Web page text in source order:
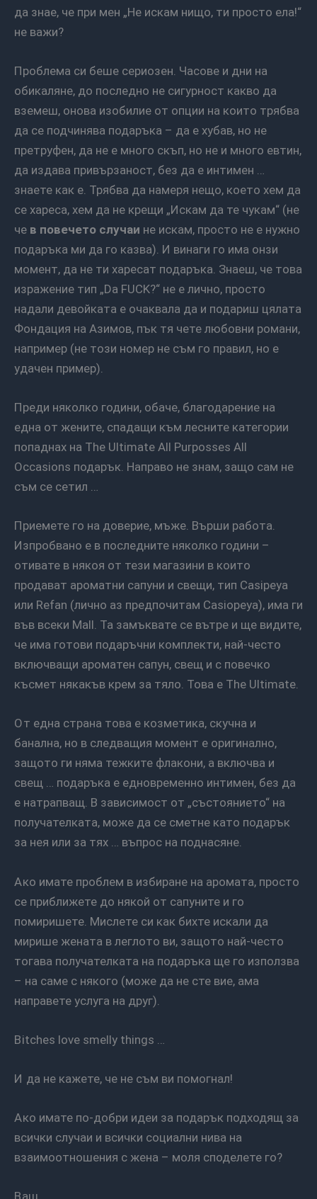
да знае, че при мен „Не искам нищо, ти просто ела!“
не важи?
Проблема си беше сериозен. Часове и дни на
обикаляне, до последно не сигурност какво да
вземеш, онова изобилие от опции на които трябва
да се подчинява подаръка – да е хубав, но не
претруфен, да не е много скъп, но не и много евтин,
да издава привързаност, без да е интимен …
знаете как е. Трябва да намеря нещо, което хем да
се хареса, хем да не крещи „Искам да те чукам“ (не
че в повечето случаи не искам, просто не е нужно
подаръка ми да го казва). И винаги го има онзи
момент, да не ти харесат подаръка. Знаеш, че това
изражение тип „Da FUCK?“ не е лично, просто
надали девойката е очаквала да и подариш цялата
Фондация на Азимов, пък тя чете любовни романи,
например (не този номер не съм го правил, но е
удачен пример).
Преди няколко години, обаче, благодарение на
една от жените, спадащи към лесните категории
попаднах на The Ultimate All Purposses All
Occasions подарък. Направо не знам, защо сам не
съм се сетил …
Приемете го на доверие, мъже. Върши работа.
Изпробвано е в последните няколко години –
отивате в някоя от тези магазини в които
продават ароматни сапуни и свещи, тип Casipeya
или Refan (лично аз предпочитам Casiopeya), има ги
във всеки Mall. Та замъквате се вътре и ще видите,
че има готови подаръчни комплекти, най-често
включващи ароматен сапун, свещ и с повечко
късмет някакъв крем за тяло. Това е The Ultimate.
От една страна това е козметика, скучна и
банална, но в следващия момент е оригинално,
защото ги няма тежките флакони, а включва и
свещ … подаръка е едновременно интимен, без да
е натрапващ. В зависимост от „състоянието“ на
получателката, може да се сметне като подарък
за нея или за тях … въпрос на поднасяне.
Ако имате проблем в избиране на аромата, просто
се приближете до някой от сапуните и го
помиришете. Мислете си как бихте искали да
мирише жената в леглото ви, защото най-често
тогава получателката на подаръка ще го използва
– на саме с някого (може да не сте вие, ама
направете услуга на друг).
Bitches love smelly things …
И да не кажете, че не съм ви помогнал!
Ако имате по-добри идеи за подарък подходящ за
всички случаи и всички социални нива на
взаимоотношения с жена – моля споделете го?